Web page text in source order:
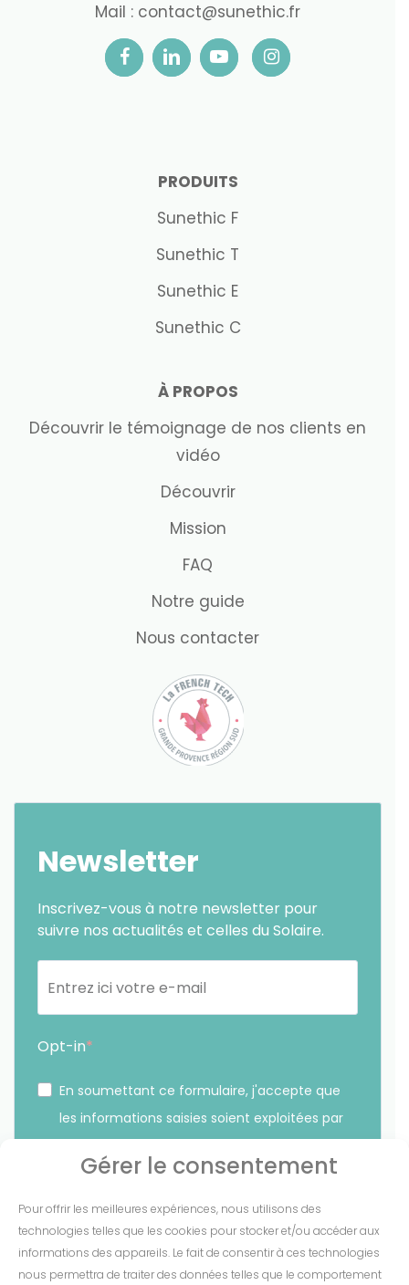
Gérer le consentement
Pour offrir les meilleures expériences, nous utilisons des
technologies telles que les cookies pour stocker et/ou accéder aux
informations des appareils. Le fait de consentir à ces technologies
nous permettra de traiter des données telles que le comportement
Mail : contact@sunethic.fr
PRODUITS
Sunethic F
Sunethic T
Sunethic E
Sunethic C
À PROPOS
Découvrir le témoignage de nos clients en
vidéo
Découvrir
Mission
FAQ
Notre guide
Nous contacter
Newsletter
Inscrivez-vous à notre newsletter pour
suivre nos actualités et celles du Solaire.
Opt-in
En soumettant ce formulaire, j'accepte que
les informations saisies soient exploitées par
sur le lien présent dans nos emails.
S'INSCRIRE